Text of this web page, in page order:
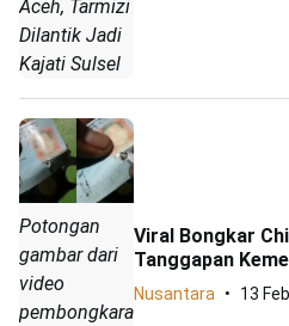
Aceh, Tarmizi
Dilantik Jadi
Kajati Sulsel
Potongan
gambar dari
video
pembongkaran
Viral Bongkar
Tanggapan
Nusantara 13